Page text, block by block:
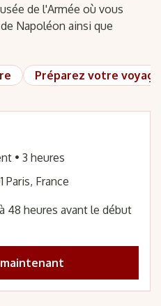
de l'Armée où vous
Napoléon ainsi que
Préparez votre voyage
• 3 heures
Paris, France
48 heures avant le début